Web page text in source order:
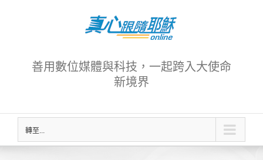
善用數位媒體與科技，一起跨入大使命
新境界
轉至...